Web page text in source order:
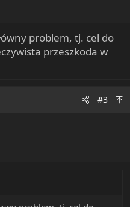
problem, tj. cel do
przeszkoda w
#3